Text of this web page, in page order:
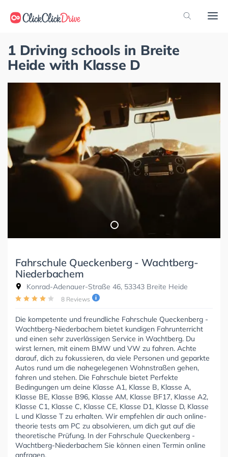
1 Driving schools in Breite
Heide with Klasse D
Fahrschule Queckenberg - Wachtberg-
Niederbachem
Konrad-Adenauer-Straße 46, 53343 Breite Heide
8 Reviews
Die kompetente und freundliche Fahrschule Queckenberg -
Wachtberg-Niederbachem bietet kundigen Fahrunterricht
und einen sehr zuverlässigen Service in Wachtberg. Du
wirst lernen, mit einem BMW und VW zu fahren. Achte
darauf, dich zu fokussieren, da viele Personen und geparkte
Autos rund um die nahegelegenen Wohnstraßen gehen,
fahren und stehen. Die Fahrschule bietet Perfekte
Bedingungen um deine Klasse A1, Klasse B, Klasse A,
Klasse BE, Klasse B96, Klasse AM, Klasse BF17, Klasse A2,
Klasse C1, Klasse C, Klasse CE, Klasse D1, Klasse D, Klasse
L und Klasse T zu erhalten. Wir empfehlen dir auch online-
theorie tests am PC zu absolvieren, um dich gut auf die
theoretische Prüfung. In der Fahrschule Queckenberg -
Wachtberg-Niederbachem Sie können einen Termin online
anfragen.